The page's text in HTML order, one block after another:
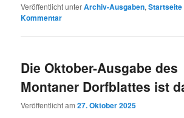
Veröffentlicht unterArchiv-Ausgaben,Startseite
Kommentar
Die Oktober-Ausgabe des
Montaner Dorfblattes ist
Veröffentlicht am27. Oktober 2025